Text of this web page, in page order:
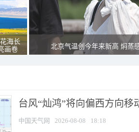
海长
画卷
北京气温创今年来新高 焖蒸
台风“灿鸿”将向偏西方向移
中国天气网 2026-08-08 18:18